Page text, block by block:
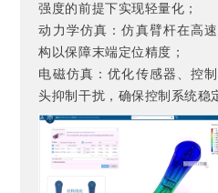
强度的前提下实现轻量化；
动力学仿真：仿真臂杆在高
构以保障末端定位精度；
电磁仿真：优化传感器、控
头抑制干扰，确保控制系统稳